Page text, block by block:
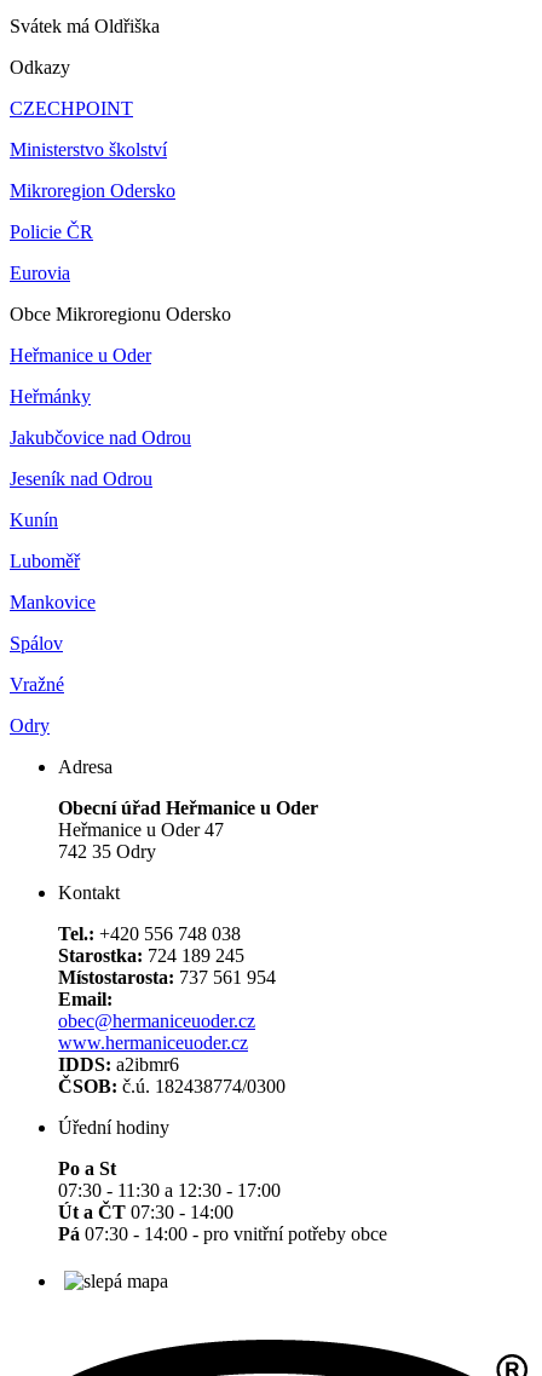
Svátek má Oldřiška
Odkazy
CZECHPOINT
Ministerstvo školství
Mikroregion Odersko
Policie ČR
Eurovia
Obce Mikroregionu Odersko
Heřmanice u Oder
Heřmánky
Jakubčovice nad Odrou
Jeseník nad Odrou
Kunín
Luboměř
Mankovice
Spálov
Vražné
Odry
Adresa
Obecní úřad Heřmanice u Oder
Heřmanice u Oder 47
742 35 Odry
Kontakt
Tel.: +420 556 748 038
Starostka: 724 189 245
Místostarosta: 737 561 954
Email:
obec@hermaniceuoder.cz
www.hermaniceuoder.cz
IDDS: a2ibmr6
ČSOB: č.ú. 182438774/0300
Úřední hodiny
Po a St
07:30 - 11:30 a 12:30 - 17:00
Út a ČT 07:30 - 14:00
Pá 07:30 - 14:00 - pro vnitřní potřeby obce